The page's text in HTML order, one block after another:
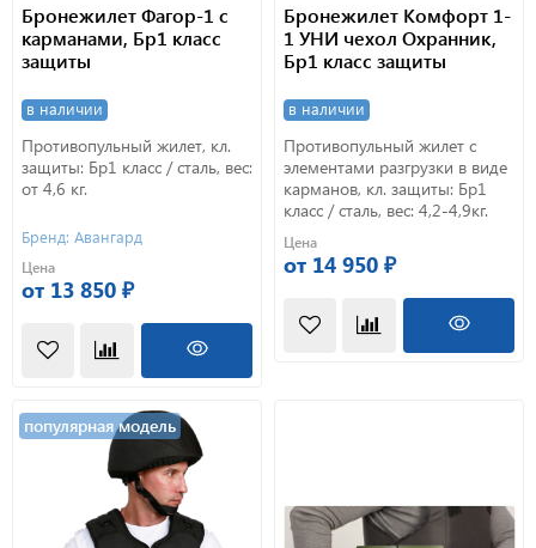
Бронежилет Фагор-1 с
карманами, Бр1 класс
защиты
в наличии
Противопульный жилет, кл.
защиты: Бр1 класс / сталь, вес:
от 4,6 кг.
Бренд: Авангард
Цена
от 13 850 ₽
Бронежилет Комфорт 1-
1 УНИ чехол Охранник,
Бр1 класс защиты
в наличии
Противопульный жилет с
элементами разгрузки в виде
карманов, кл. защиты: Бр1
класс / сталь, вес: 4,2-4,9кг.
Цена
от 14 950 ₽
популярная модель